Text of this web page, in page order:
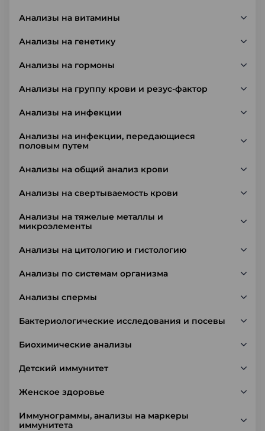
Анализы на витамины
Анализы на генетику
Анализы на гормоны
Анализы на группу крови и резус-фактор
Анализы на инфекции
Анализы на инфекции, передающиеся
половым путем
Анализы на общий анализ крови
Анализы на свертываемость крови
Анализы на тяжелые металлы и
микроэлементы
Анализы на цитологию и гистологию
Анализы по системам организма
Анализы спермы
Бактериологические исследования и посевы
Биохимические анализы
Детский иммунитет
Женское здоровье
Иммунограммы, анализы на маркеры
иммунитета